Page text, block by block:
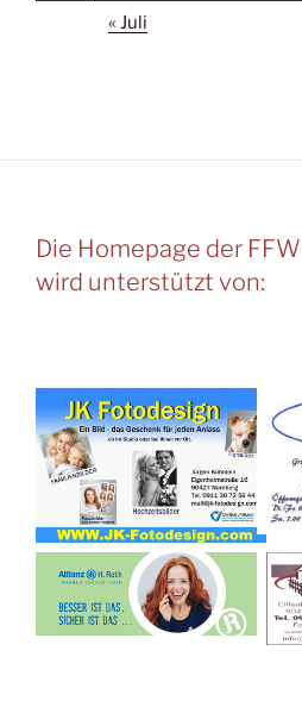
« Juli
Die Homepage der
wird unterstützt von: